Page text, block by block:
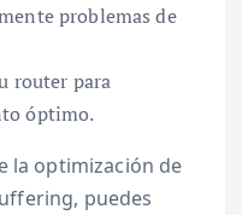
problemas de
router para
óptimo.
la optimización de
puedes